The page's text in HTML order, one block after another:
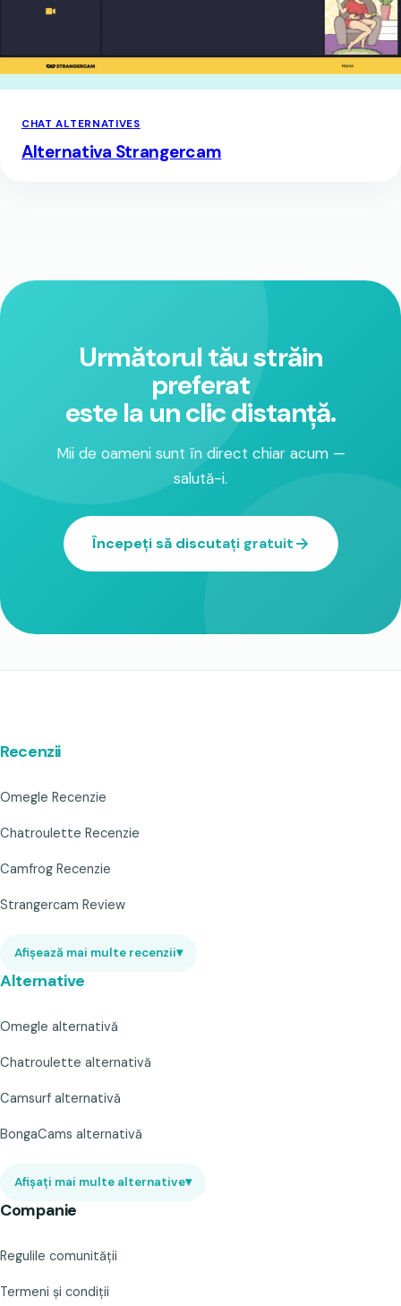
CHAT ALTERNATIVES
Alternativa Strangercam
Următorul tău străin
preferat
este la un clic distanță.
Mii de oameni sunt în direct chiar acum —
salută-i.
Începeți să discutați gratuit
Recenzii
Omegle Recenzie
Chatroulette Recenzie
Camfrog Recenzie
Strangercam Review
Afișează mai multe recenzii▾
Alternative
Omegle alternativă
Chatroulette alternativă
Camsurf alternativă
BongaCams alternativă
Afișați mai multe alternative▾
Companie
Regulile comunității
Termeni și condiții